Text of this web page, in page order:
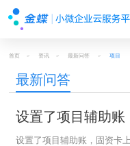
首页 > 资讯 > 最新问答 > 项目
最新问答
设置了项目辅助账
置到辅助账，自动
设置了项目辅助账，固资卡